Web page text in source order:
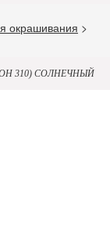
окрашивания >
310) СОЛНЕЧНЫЙ